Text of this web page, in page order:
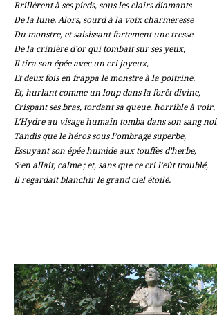
Brillèrent à ses pieds, sous les clairs diamants
De la lune. Alors, sourd à la voix charmeresse
Du monstre, et saisissant fortement une tresse
De la crinière d’or qui tombait sur ses yeux,
Il tira son épée avec un cri joyeux,
Et deux fois en frappa le monstre à la poitrine.
Et, hurlant comme un loup dans la forêt divine,
Crispant ses bras, tordant sa queue, horrible à voir,
L’Hydre au visage humain tomba dans son sang
Tandis que le héros sous l’ombrage superbe,
Essuyant son épée humide aux touffes d’herbe,
S’en allait, calme ; et, sans que ce cri l’eût troublé,
Il regardait blanchir le grand ciel étoilé.